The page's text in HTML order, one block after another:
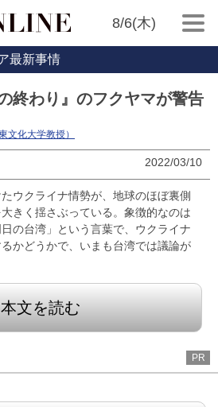
8/6(木)
最新事情
終わり』のフクヤマが警告
文化大学教授）
2022/03/10
ウクライナ情勢が、地球のほぼ裏側
きく揺さぶっている。象徴的なのは
日の台湾」という言葉で、ウクライナ
かどうかで、いまも台湾では議論が
本文を読む
PR